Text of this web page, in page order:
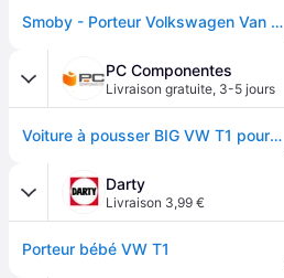
Smoby - Porteur Volkswagen Van Rouge - Coffre de rangement + Volant directionnel - 26L x 30l x 60H - Dés 18 mois
PC Componentes
Livraison gratuite, 3-5 jours
Voiture à pousser BIG VW T1 pour Enfants - Rouge
Darty
Livraison 3,99 €
Porteur bébé VW T1